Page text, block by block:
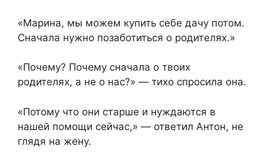
«Марина, мы можем купить себе дачу потом.
Сначала нужно позаботиться о родителях.»
«Почему? Почему сначала о твоих
родителях, а не о нас?» — тихо спросила она.
«Потому что они старше и нуждаются в
нашей помощи сейчас,» — ответил Антон, не
глядя на жену.